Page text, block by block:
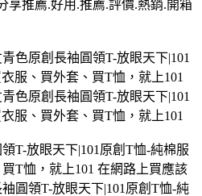
享推薦.好用.推薦.評價.熱銷.開箱
色原創長袖圓領T-放眼天下|101
服、買外套、買T恤，就上101
色原創長袖圓領T-放眼天下|101
服、買外套、買T恤，就上101
T-放眼天下|101原創T恤-純棉服
T恤，就上101 在網路上買應該
圓領T-放眼天下|101原創T恤-純